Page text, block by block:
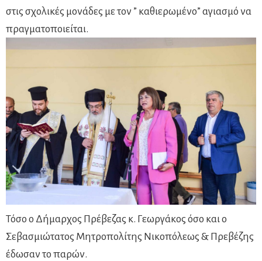
στις σχολικές μονάδες με τον ” καθιερωμένο” αγιασμό να
πραγματοποιείται.
Τόσο ο Δήμαρχος Πρέβεζας κ. Γεωργάκος όσο και ο
Σεβασμιώτατος Μητροπολίτης Νικοπόλεως & Πρεβέζης
έδωσαν το παρών.